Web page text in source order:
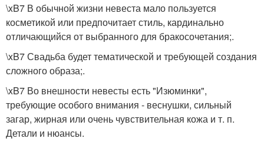
\xB7 В обычной жизни невеста мало пользуется
косметикой или предпочитает стиль, кардинально
отличающийся от выбранного для бракосочетания;.
\xB7 Свадьба будет тематической и требующей создания
сложного образа;.
\xB7 Во внешности невесты есть "Изюминки",
требующие особого внимания - веснушки, сильный
загар, жирная или очень чувствительная кожа и т. п.
Детали и нюансы.